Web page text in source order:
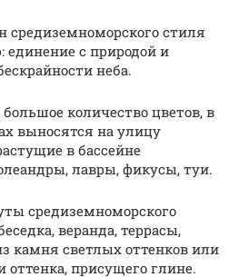
стиля
единение с природой и
неба.
количество цветов, в
выносятся на улицу
в бассейне
лавры, фикусы, туи.
средиземноморского
веранда, террасы,
камня светлых оттенков или
присущего глине.